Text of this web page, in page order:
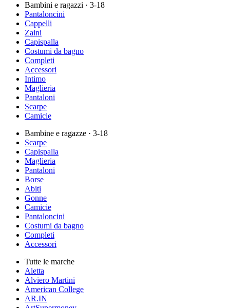
Bambini e ragazzi · 3-18
Pantaloncini
Cappelli
Zaini
Capispalla
Costumi da bagno
Completi
Accessori
Intimo
Maglieria
Pantaloni
Scarpe
Camicie
Bambine e ragazze · 3-18
Scarpe
Capispalla
Maglieria
Pantaloni
Borse
Abiti
Gonne
Camicie
Pantaloncini
Costumi da bagno
Completi
Accessori
Tutte le marche
Aletta
Alviero Martini
American College
AR.IN